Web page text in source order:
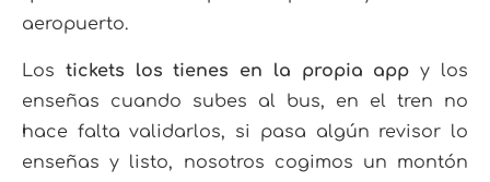
aeropuerto.
Los tickets los tienes en la propia app y los
enseñas cuando subes al bus, en el tren no
hace falta validarlos, si pasa algún revisor lo
enseñas y listo, nosotros cogimos un montón